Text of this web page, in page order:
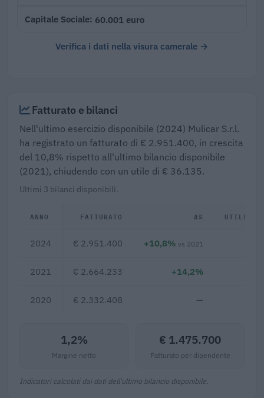
Capitale Sociale 60.001 euro
Verifica i dati nella visura camerale →
Fatturato e bilanci
Nell'ultimo esercizio disponibile (2024) Mulicar S.r.l.
ha registrato un fatturato di € 2.951.400, in crescita
del 10,8% rispetto all'ultimo bilancio disponibile
(2021), chiudendo con un utile di € 36.135.
Ultimi 3 bilanci disponibili.
ANNO FATTURATO Δ% UTILE/
2024 € 2.951.400 +10,8% vs 2021
2021 € 2.664.233 +14,2%
2020 € 2.332.408 —
1,2%
Margine netto
€ 1.475.700
Fatturato per dipendente
Indicatori calcolati dai dati dell'ultimo bilancio disponibile.